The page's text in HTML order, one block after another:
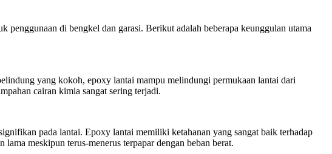
penggunaan di bengkel dan garasi. Berikut adalah beberapa keunggulan utama
yang kokoh, epoxy lantai mampu melindungi permukaan lantai dari
cairan kimia sangat sering terjadi.
pada lantai. Epoxy lantai memiliki ketahanan yang sangat baik terhadap
meskipun terus-menerus terpapar dengan beban berat.